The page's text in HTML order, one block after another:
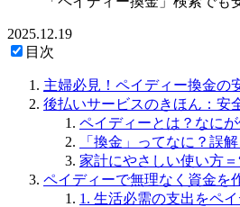
2025.12.19
目次
主婦必見！ペイディー換金の
後払いサービスのきほん：安
ペイディーとは？なにが
「換金」ってなに？誤
家計にやさしい使い方
ペイディーで無理なく資金を
1. 生活必需の支出をペ